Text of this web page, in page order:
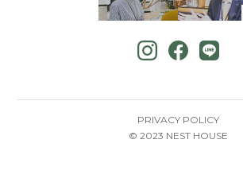
PRIVACY POLICY
© 2023 NEST HOUSE